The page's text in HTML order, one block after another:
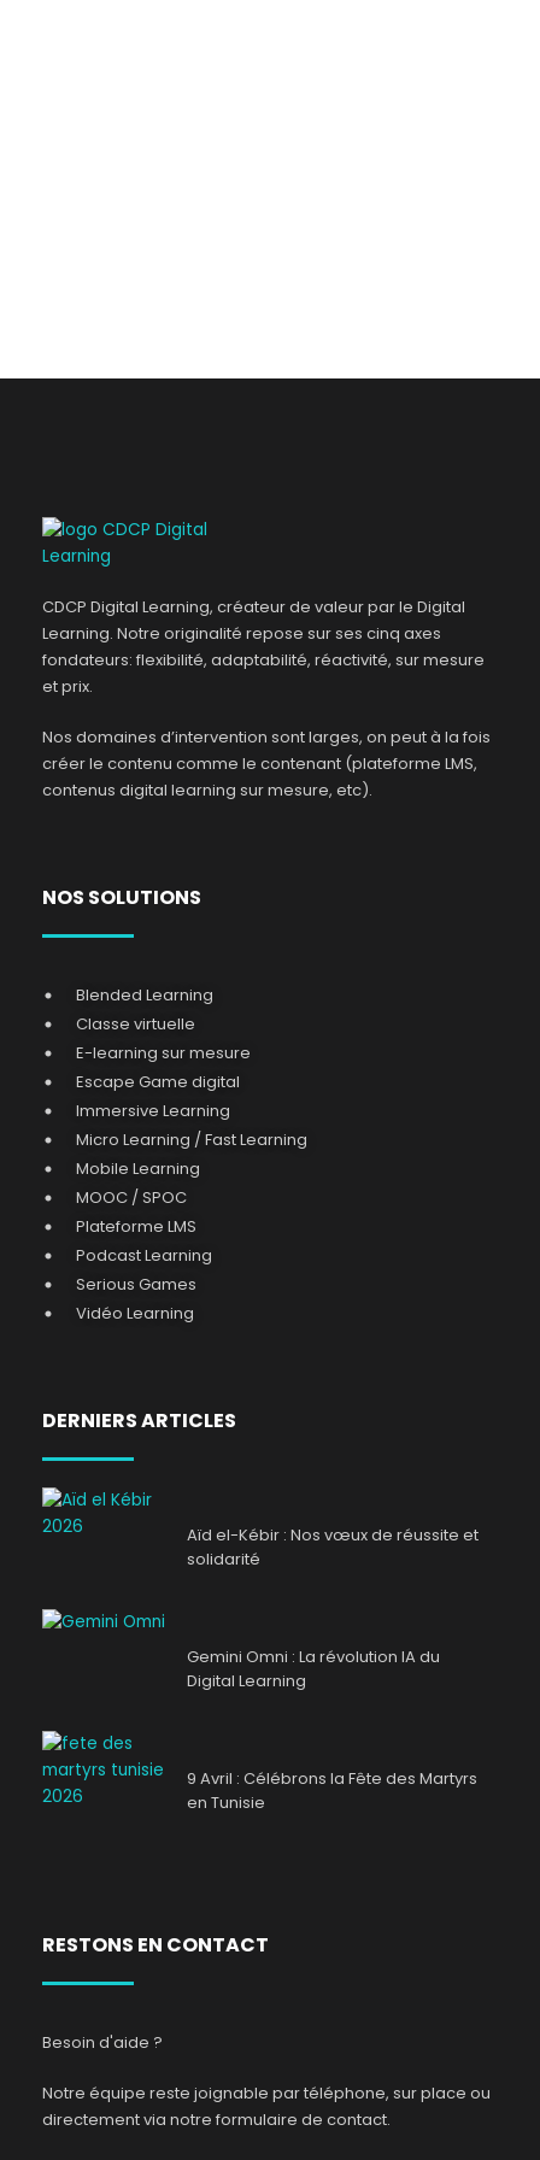
CDCP Digital Learning, créateur de valeur par le Digital
Learning. Notre originalité repose sur ses cinq axes
fondateurs: flexibilité, adaptabilité, réactivité, sur mesure
et prix.
Nos domaines d’intervention sont larges, on peut à la fois
créer le contenu comme le contenant (plateforme LMS,
contenus digital learning sur mesure, etc).
NOS SOLUTIONS
Blended Learning
Classe virtuelle
E-learning sur mesure
Escape Game digital
Immersive Learning
Micro Learning / Fast Learning
Mobile Learning
MOOC / SPOC
Plateforme LMS
Podcast Learning
Serious Games
Vidéo Learning
DERNIERS ARTICLES
Aïd el-Kébir : Nos vœux de réussite et
solidarité
Gemini Omni : La révolution IA du
Digital Learning
9 Avril : Célébrons la Fête des Martyrs
en Tunisie
RESTONS EN CONTACT
Besoin d'aide ?
Notre équipe reste joignable par téléphone, sur place ou
directement via notre formulaire de contact.